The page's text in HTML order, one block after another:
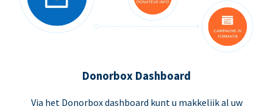
Donorbox Dashboard
Via het Donorbox dashboard kunt u makkelijk al uw